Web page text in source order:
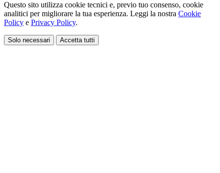
Questo sito utilizza cookie tecnici e, previo tuo consenso, cookie
analitici per migliorare la tua esperienza. Leggi la nostra Cookie
Policy e Privacy Policy.
Solo necessari Accetta tutti